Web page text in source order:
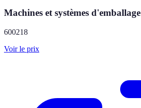
Machines et systèmes d'emballage
600218
Voir le prix